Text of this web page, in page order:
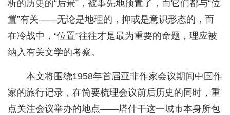
析的历史的“后景”，被事先地预置了，而它们都与“位
置”有关——无论是地理的，抑或是意识形态的，而
在冷战中，“位置”往往才是最为重要的命题，理应被
纳入有关文学的考察。
本文将围绕1958年首届亚非作家会议期间中国作
家的旅行记录，在简要梳理会议前后历史的同时，重
点关注会议举办的地点——塔什干这一城市本身所包